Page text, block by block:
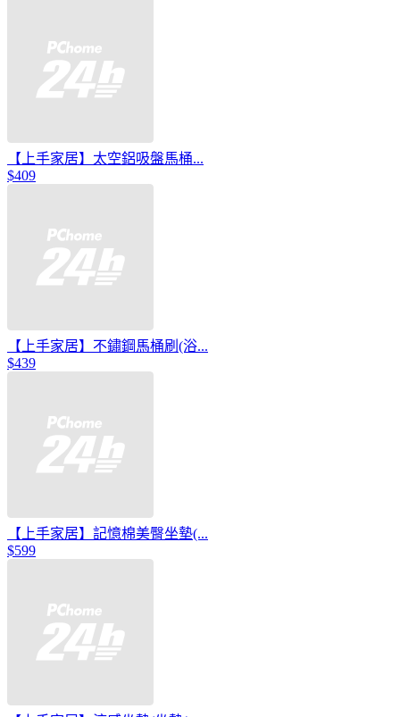
【上手家居】太空鋁吸盤馬桶...
$409
【上手家居】不鏽鋼馬桶刷(浴...
$439
【上手家居】記憶棉美臀坐墊(...
$599